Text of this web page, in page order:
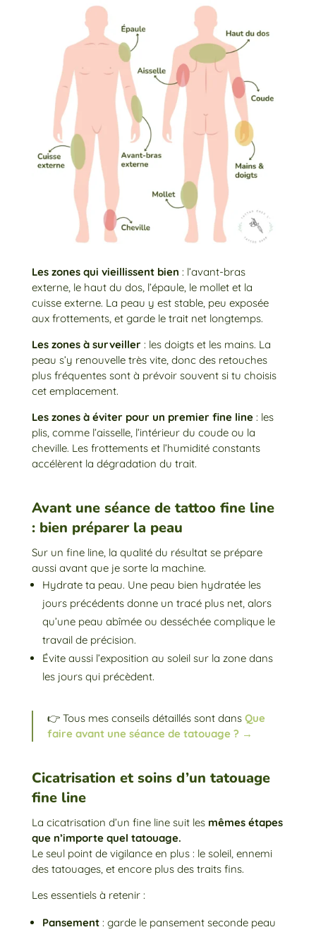
Les zones qui vieillissent bien : l’avant-bras
externe, le haut du dos, l’épaule, le mollet et la
cuisse externe. La peau y est stable, peu exposée
aux frottements, et garde le trait net longtemps.
Les zones à surveiller: les doigts et les mains. La
peau s’y renouvelle très vite, donc des retouches
plus fréquentes sont à prévoir souvent si tu choisis
cet emplacement.
Les zones à éviter pour un premier fine line: les
plis, comme l’aisselle, l’intérieur du coude ou la
cheville. Les frottements et l’humidité constants
accélèrent la dégradation du trait.
Avant une séance de tattoo fine line
: bien préparer la peau
Sur un fine line, la qualité du résultat se prépare
aussi avant que je sorte la machine.
Hydrate ta peau. Une peau bien hydratée les
jours précédents donne un tracé plus net, alors
qu’une peau abîmée ou desséchée complique le
travail de précision.
Évite aussi l’exposition au soleil sur la zone dans
les jours qui précèdent.
👉 Tous mes conseils détaillés sont dans Que
faire avant une séance de tatouage ? →
Cicatrisation et soins d’un tatouage
fine line
La cicatrisation d’un fine line suit les mêmes étapes
que n’importe quel tatouage.
Le seul point de vigilance en plus : le soleil, ennemi
des tatouages, et encore plus des traits fins.
Les essentiels à retenir :
Pansement: garde le pansement seconde peau